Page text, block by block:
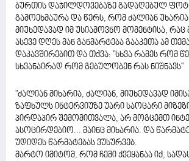
ბურთის დაჯილდოვებაზე გადაღებულ
გამოეხმაურა და წერს, რომ ძალიან უხარია
მიუხედავად იმ უსიამოვნო მომენტისა,
ასევე დღეს მან განმარტება გააკეთა ამ
დაკავშირებით და თქვა: ''სხვა რამეს რომ
სხვანაირად რომ გებულობენ რას ნიშნავს''
"ძალიან მიხარია, ძალიან, მიუხედავად
ზაფხულს ინტერვიუზე უარი საოცარი
პირდაპირ შემომითვალა, არ მოგცემთ
ასოცირდებიო... მაინც მიხარია. და
უდიდეს წარმატებას ვუსურვებ.
მარტო იმიტომ, რომ ჩემი ქვეყანაა იქ,